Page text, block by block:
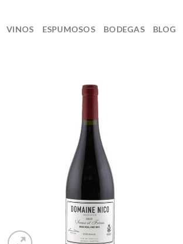
VINOS ESPUMOSOS BODEGAS BLOG